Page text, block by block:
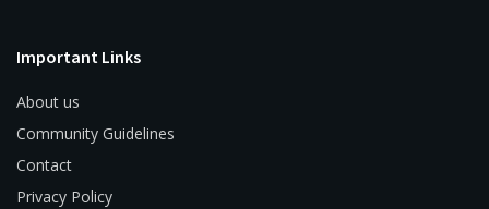
Important Links
About us
Community Guidelines
Contact
Privacy Policy